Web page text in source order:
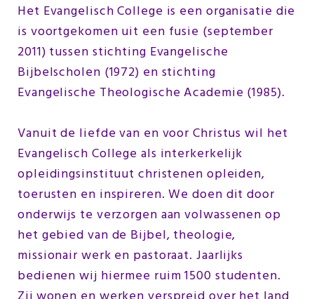
Het Evangelisch College is een organisatie die
is voortgekomen uit een fusie (september
2011) tussen stichting Evangelische
Bijbelscholen (1972) en stichting
Evangelische Theologische Academie (1985).
Vanuit de liefde van en voor Christus wil het
Evangelisch College als interkerkelijk
opleidingsinstituut christenen opleiden,
toerusten en inspireren. We doen dit door
onderwijs te verzorgen aan volwassenen op
het gebied van de Bijbel, theologie,
missionair werk en pastoraat. Jaarlijks
bedienen wij hiermee ruim 1500 studenten.